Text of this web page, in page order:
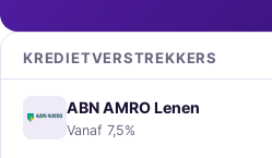
KREDIETVERSTREKKERS
ABN AMRO Lenen
Vanaf 7,5%